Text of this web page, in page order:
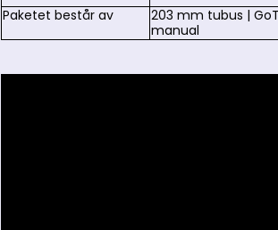
Paketet består av
203 mm tubus |
manual